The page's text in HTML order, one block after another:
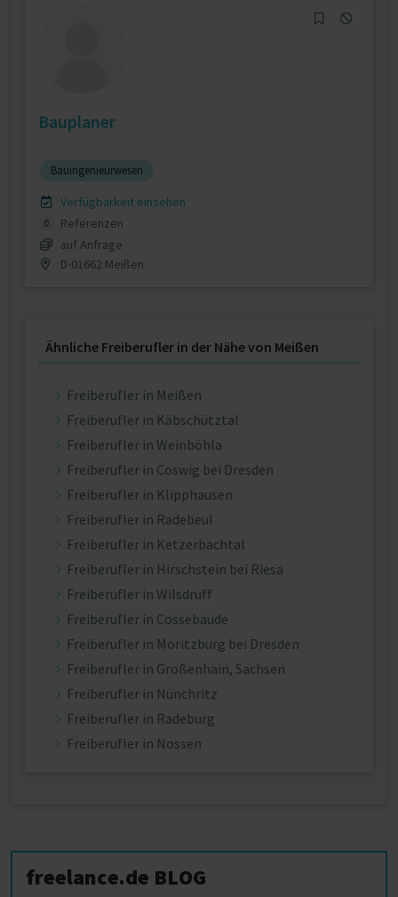
Bauplaner
Bauingenieurwesen
Verfügbarkeit einsehen
0
Referenzen
auf Anfrage
D-01662 Meißen
Ähnliche Freiberufler in der Nähe von Meißen
Freiberufler in Meißen
Freiberufler in Käbschütztal
Freiberufler in Weinböhla
Freiberufler in Coswig bei Dresden
Freiberufler in Klipphausen
Freiberufler in Radebeul
Freiberufler in Ketzerbachtal
Freiberufler in Hirschstein bei Riesa
Freiberufler in Wilsdruff
Freiberufler in Cossebaude
Freiberufler in Moritzburg bei Dresden
Freiberufler in Großenhain, Sachsen
Freiberufler in Nünchritz
Freiberufler in Radeburg
Freiberufler in Nossen
freelance.de BLOG